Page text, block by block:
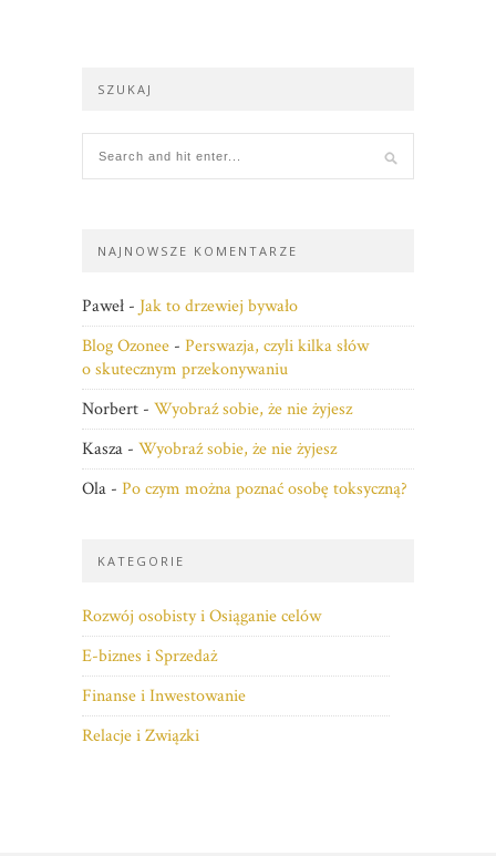
SZUKAJ
NAJNOWSZE KOMENTARZE
Paweł - Jak to drzewiej bywało
Blog Ozonee - Perswazja, czyli kilka słów
o skutecznym przekonywaniu
Norbert - Wyobraź sobie, że nie żyjesz
Kasza - Wyobraź sobie, że nie żyjesz
Ola - Po czym można poznać osobę toksyczną?
KATEGORIE
Rozwój osobisty i Osiąganie celów
E-biznes i Sprzedaż
Finanse i Inwestowanie
Relacje i Związki